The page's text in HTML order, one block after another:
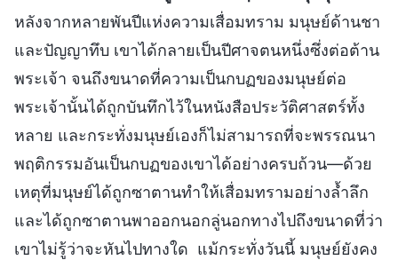
หลังจากหลายพันปีแห่งความเสื่อมทราม มนุษย์ด้านชา
และปัญญาทึบ เขาได้กลายเป็นปีศาจตนหนึ่งซึ่งต่อต้าน
พระเจ้า จนถึงขนาดที่ความเป็นกบฏของมนุษย์ต่อ
พระเจ้านั้นได้ถูกบันทึกไว้ในหนังสือประวัติศาสตร์ทั้ง
หลาย และกระทั่งมนุษย์เองก็ไม่สามารถที่จะพรรณนา
พฤติกรรมอันเป็นกบฏของเขาได้อย่างครบถ้วน—ด้วย
เหตุที่มนุษย์ได้ถูกซาตานทำให้เสื่อมทรามอย่างล้ำลึก
และได้ถูกซาตานพาออกนอกลู่นอกทางไปถึงขนาดที่ว่า
เขาไม่รู้ว่าจะหันไปทางใด แม้กระทั่งวันนี้ มนุษย์ยังคง